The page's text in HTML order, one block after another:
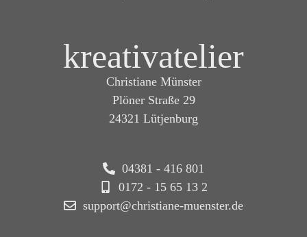
kreativatelier
Christiane Münster
Plöner Straße 29
24321 Lütjenburg
04381 - 416 801
0172 - 15 65 13 2
support@christiane-muenster.de